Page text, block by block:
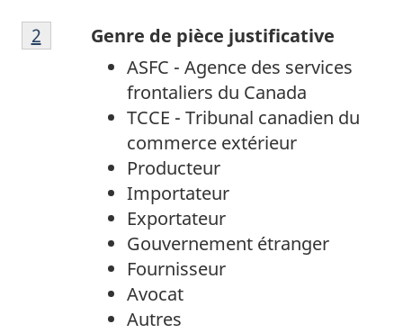
Note
de
Genre de pièce justificative
ASFC - Agence des services
frontaliers du Canada
TCCE - Tribunal canadien du
commerce extérieur
Producteur
Importateur
Exportateur
Gouvernement étranger
Fournisseur
Avocat
Autres
Retour à la référence de la note de bas de
2